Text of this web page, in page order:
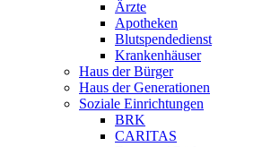
Ärzte
Apotheken
Blutspendedienst
Krankenhäuser
Haus der Bürger
Haus der Generationen
Soziale Einrichtungen
BRK
CARITAS